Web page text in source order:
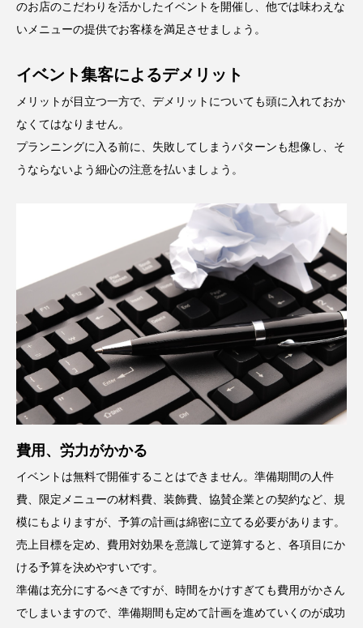
のお店のこだわりを活かしたイベントを開催し、他では味わえな
いメニューの提供でお客様を満足させましょう。
イベント集客によるデメリット
メリットが目立つ一方で、デメリットについても頭に入れておか
なくてはなりません。
プランニングに入る前に、失敗してしまうパターンも想像し、そ
うならないよう細心の注意を払いましょう。
費用、労力がかかる
イベントは無料で開催することはできません。準備期間の人件
費、限定メニューの材料費、装飾費、協賛企業との契約など、規
模にもよりますが、予算の計画は綿密に立てる必要があります。
売上目標を定め、費用対効果を意識して逆算すると、各項目にか
ける予算を決めやすいです。
準備は充分にするべきですが、時間をかけすぎても費用がかさん
でしまいますので、準備期間も定めて計画を進めていくのが成功